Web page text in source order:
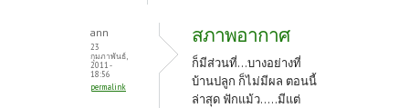
ann
23
กุมภาพันธ์,
2011 -
18:56
permalink
สภาพอากาศ
ก็มีส่วนที่...บางอย่างที่
บ้านปลูก ก็ไม่มีผล ตอนนี้
ล่าสุด ฟักแม้ว.....มีแต่